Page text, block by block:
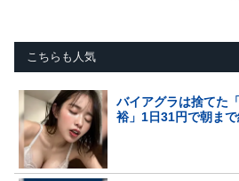
こちらも人気
バイアグラは捨てた
裕」1日31円で朝まで